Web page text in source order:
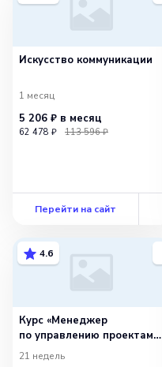
Искусство коммуникации
1 месяц
5 206 ₽ в месяц
62 478 ₽ 113 596 ₽
Перейти на сайт
4.6
Курс «Менеджер
по управлению проектами»
(620ч)
21 недель